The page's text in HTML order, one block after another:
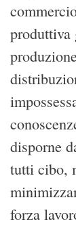
produttiva
disporne
tutti cibo,
forza